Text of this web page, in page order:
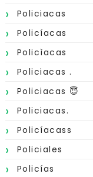
Policiacas
Policíacas
Policìacas
Policiacas .
Policiacas 😇
Policiacas.
Policíacass
Policiales
Policías